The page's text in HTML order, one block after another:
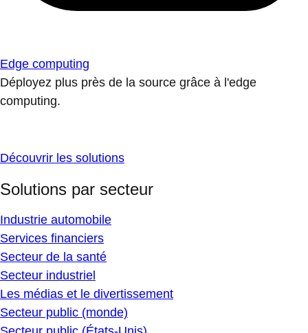
Edge computing
Déployez plus près de la source grâce à l'edge
computing.
Découvrir les solutions
Solutions par secteur
Industrie automobile
Services financiers
Secteur de la santé
Secteur industriel
Les médias et le divertissement
Secteur public (monde)